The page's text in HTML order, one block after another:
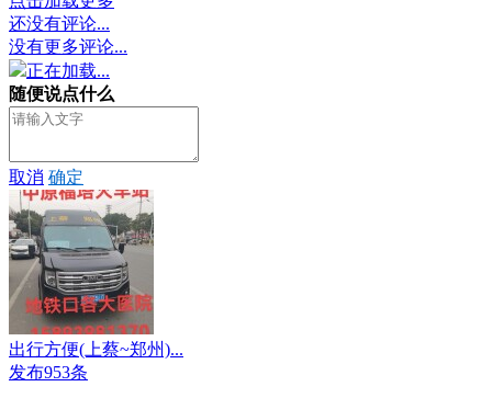
还没有评论...
没有更多评论...
正在加载...
随便说点什么
取消 确定
出行方便(上蔡~郑州)...
发布953条